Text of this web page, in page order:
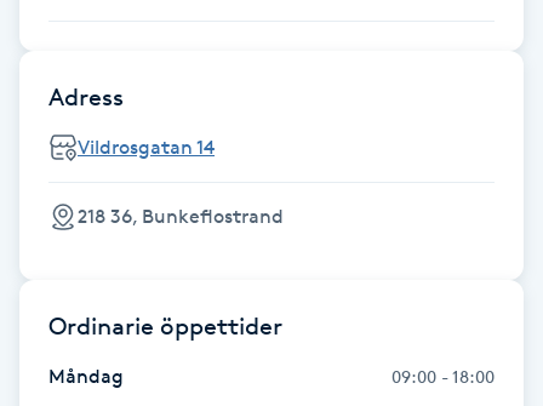
Gellack med förstärkning
Gravidyoga
Gua Sha-massage
Adress
Vildrosgatan 14
218 36, Bunkeflostrand
Ordinarie öppettider
Måndag 09:00 - 18:00